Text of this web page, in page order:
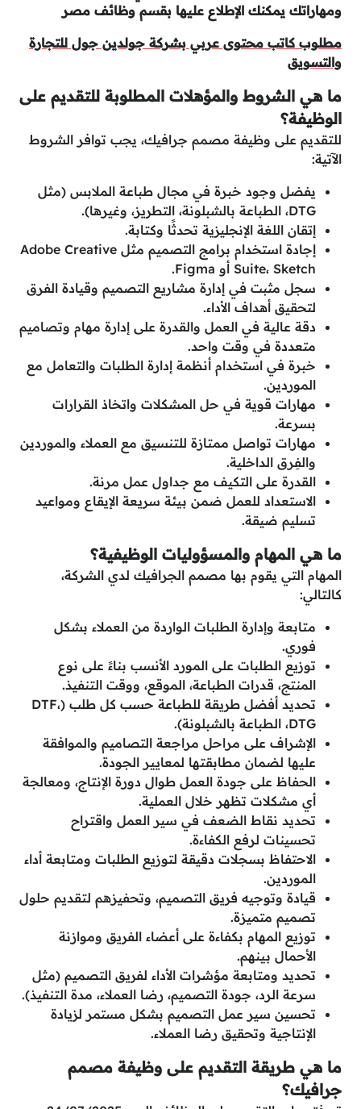
ومهاراتك يمكنك الإطلاع عليها بقسم وظائف مصر
مطلوب كاتب محتوى عربي بشركة جولدين جول للتجارة
والتسويق
ما هي الشروط والمؤهلات المطلوبة للتقديم على
الوظيفة؟
للتقديم على وظيفة مصمم جرافيك، يجب توافر الشروط
الآتية:
يفضل وجود خبرة في مجال طباعة الملابس (مثل
DTG، الطباعة بالشبلونة، التطريز، وغيرها).
إتقان اللغة الإنجليزية تحدثًا وكتابة.
إجادة استخدام برامج التصميم مثل Adobe Creative
Suite، Sketch أو Figma.
سجل مثبت في إدارة مشاريع التصميم وقيادة الفرق
لتحقيق أهداف الأداء.
دقة عالية في العمل والقدرة على إدارة مهام وتصاميم
متعددة في وقت واحد.
خبرة في استخدام أنظمة إدارة الطلبات والتعامل مع
الموردين.
مهارات قوية في حل المشكلات واتخاذ القرارات
بسرعة.
مهارات تواصل ممتازة للتنسيق مع العملاء والموردين
والفِرق الداخلية.
القدرة على التكيف مع جداول عمل مرنة.
الاستعداد للعمل ضمن بيئة سريعة الإيقاع ومواعيد
تسليم ضيقة.
ما هي المهام والمسؤوليات الوظيفية؟
المهام التي يقوم بها مصمم الجرافيك لدي الشركة،
كالتالي:
متابعة وإدارة الطلبات الواردة من العملاء بشكل
فوري.
توزيع الطلبات على المورد الأنسب بناءً على نوع
المنتج، قدرات الطباعة، الموقع، ووقت التنفيذ.
تحديد أفضل طريقة للطباعة حسب كل طلب (DTF،
DTG، الطباعة بالشبلونة).
الإشراف على مراحل مراجعة التصاميم والموافقة
عليها لضمان مطابقتها لمعايير الجودة.
الحفاظ على جودة العمل طوال دورة الإنتاج، ومعالجة
أي مشكلات تظهر خلال العملية.
تحديد نقاط الضعف في سير العمل واقتراح
تحسينات لرفع الكفاءة.
الاحتفاظ بسجلات دقيقة لتوزيع الطلبات ومتابعة أداء
الموردين.
قيادة وتوجيه فريق التصميم، وتحفيزهم لتقديم حلول
تصميم متميزة.
توزيع المهام بكفاءة على أعضاء الفريق وموازنة
الأحمال بينهم.
تحديد ومتابعة مؤشرات الأداء لفريق التصميم (مثل
سرعة الرد، جودة التصميم، رضا العملاء، مدة التنفيذ).
تحسين سير عمل التصميم بشكل مستمر لزيادة
الإنتاجية وتحقيق رضا العملاء.
ما هي طريقة التقديم على وظيفة مصمم
جرافيك؟